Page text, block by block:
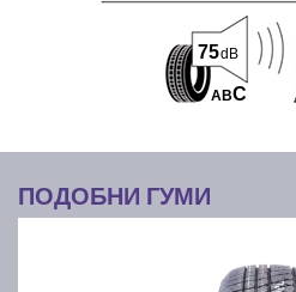
ABC
75dB
ПОДОБНИ ГУМИ